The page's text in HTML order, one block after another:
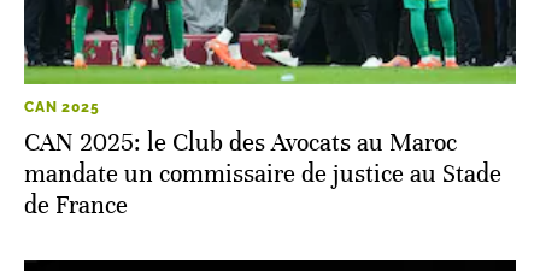
CAN 2025
CAN 2025: le Club des Avocats au Maroc
mandate un commissaire de justice au Stade
de France